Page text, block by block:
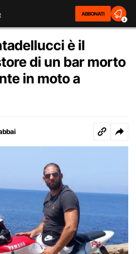
ABBONATI
2
è il
di un bar morto
in moto a